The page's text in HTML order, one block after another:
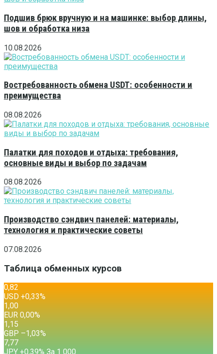
Подшив брюк вручную и на машинке: выбор длины,
шов и обработка низа
10.08.2026
Востребованность обмена USDT: особенности и
преимущества
08.08.2026
Палатки для походов и отдыха: требования,
основные виды и выбор по задачам
08.08.2026
Производство сэндвич панелей: материалы,
технология и практические советы
07.08.2026
Таблица обменных курсов
0,82
USD +0,33%
1,00
EUR 0,00%
1,15
GBP –1,03%
7,77
JPY +0,39% За 1 000